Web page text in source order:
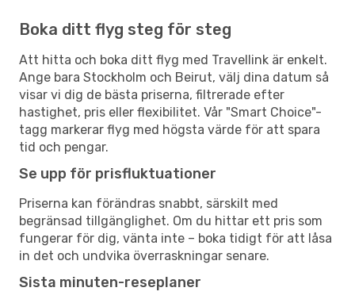
Boka ditt flyg steg för steg
Att hitta och boka ditt flyg med Travellink är enkelt.
Ange bara Stockholm och Beirut, välj dina datum så
visar vi dig de bästa priserna, filtrerade efter
hastighet, pris eller flexibilitet. Vår "Smart Choice"-
tagg markerar flyg med högsta värde för att spara
tid och pengar.
Se upp för prisfluktuationer
Priserna kan förändras snabbt, särskilt med
begränsad tillgänglighet. Om du hittar ett pris som
fungerar för dig, vänta inte – boka tidigt för att låsa
in det och undvika överraskningar senare.
Sista minuten-reseplaner